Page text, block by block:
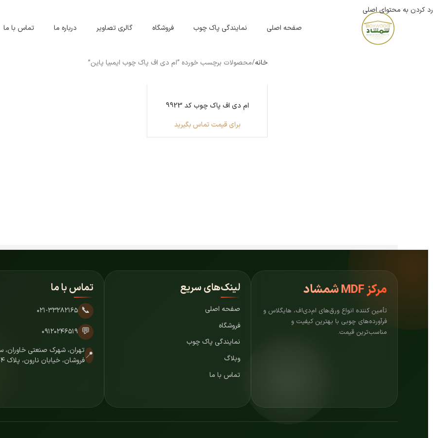
رد کردن به محتوای اصلی
صفحه اصلی
نمایندگی پاک چوب فروشگاه گالری تصاویر درباره ما تماس با ما
خانه محصولات برچسب خورده “ام دی اف پاک چوب ایمبیا پاین”
ناموجود
ام دی اف پاک چوب کد 9923
برای قیمت تماس بگیرید
مرکزMDF شمشاد
تأمین کننده انواع ورق‌های ام‌دی‌اف، هایگلاس و
فرآورده‌های چوبی با بهترین کیفیت و
مناسب‌ترین قیمت.
لینک‌های سریع
صفحه اصلی
فروشگاه
نمایندگی پاک چوب
وبلاگ
تماس با ما
تماس با ما
📞 ۰۲۱-۳۳۲۸۲۱۶۵
💬 ۰۹۱۲۰۲۴۶۵۱۹
📍تهران، شهرک صنعتی
فروشان، خیابان نارون، پلاک ۷۲۰۴